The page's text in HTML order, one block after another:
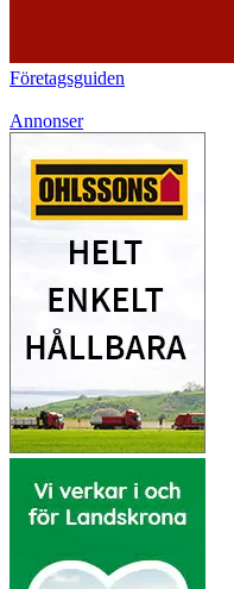
Företagsguiden
Annonser